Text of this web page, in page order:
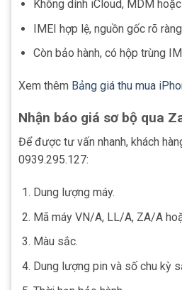
Không dính iCloud, MDM
IMEI hợp lệ, nguồn gốc rõ
Còn bảo hành, có hộp trùng
Xem thêm Bảng giá thu mua
Nhận báo giá sơ bộ qua
Để được tư vấn nhanh, khách
0939.295.127:
Dung lượng máy.
Mã máy VN/A, LL/A, ZA/A
Màu sắc.
Dung lượng pin và số chu kỳ